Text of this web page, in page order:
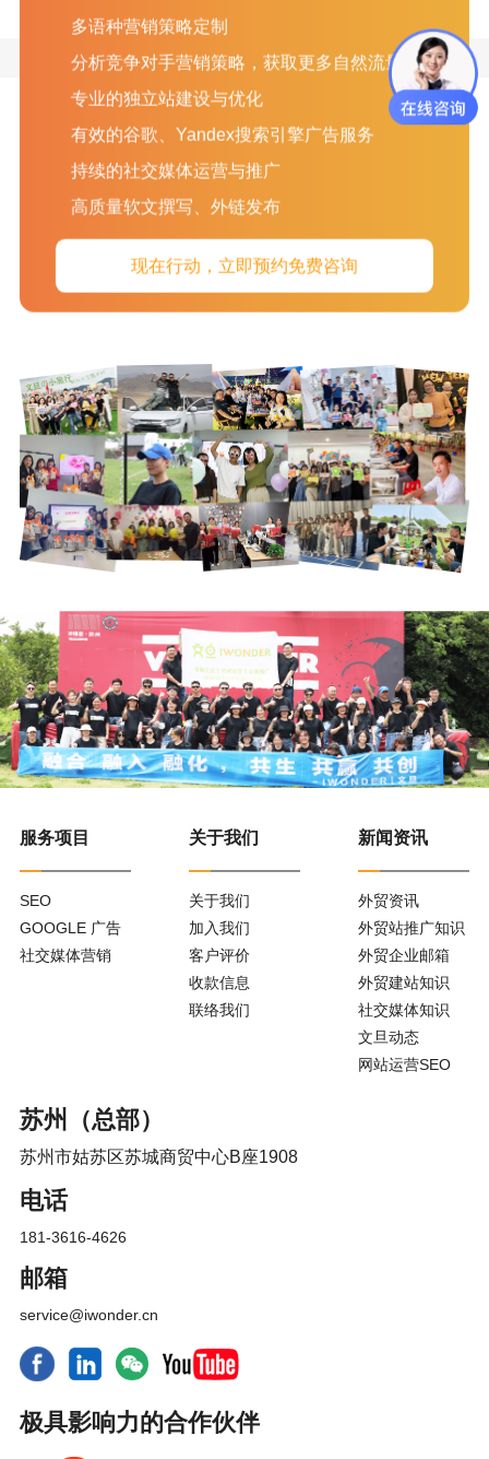
团建活动
我们相信，快乐的员工能创造出色的业绩。因此，我们重
视营造一个轻松愉快的工作环境。无论是传统节日庆祝、
员工生日会，还是丰富多样的员工福利，我们都力求让每
位成员感受到家的温暖。通过这个页面，您可以窥见我们
服务项目
SEO
GOOGLE 广告
社交媒体营销
关于我们
关于我们
加入我们
客户评价
收款信息
联络我们
新闻资讯
外贸资讯
外贸站推广知识
外贸企业邮箱
外贸建站知识
社交媒体知识
文旦动态
网站运营SEO
苏州（总部）
苏州市姑苏区苏城商贸中心B座1908
电话
181-3616-4626
邮箱
service@iwonder.cn
极具影响力的合作伙伴
多语种营销策略定制
分析竞争对手营销策略，获取更多自然流量
专业的独立站建设与优化
有效的谷歌、Yandex搜索引擎广告服务
持续的社交媒体运营与推广
高质量软文撰写、外链发布
现在行动，立即预约免费咨询